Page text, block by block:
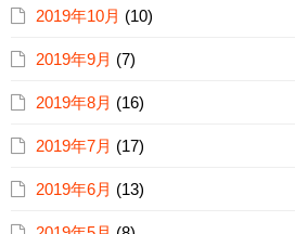
2019年10月 (10)
2019年9月 (7)
2019年8月 (16)
2019年7月 (17)
2019年6月 (13)